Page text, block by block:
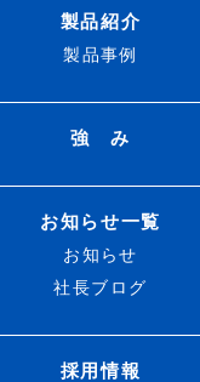
製品紹介
製品事例
強 み
お知らせ一覧
お知らせ
社長ブログ
採用情報